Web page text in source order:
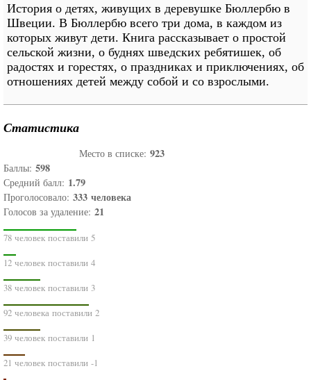
История о детях, живущих в деревушке Бюллербю в
Швеции. В Бюллербю всего три дома, в каждом из
которых живут дети. Книга рассказывает о простой
сельской жизни, о буднях шведских ребятишек, об
радостях и горестях, о праздниках и приключениях, об
отношениях детей между собой и со взрослыми.
Статистика
Место в списке: 923
Баллы: 598
Средний балл: 1.79
Проголосовало: 333 человека
Голосов за удаление: 21
78 человек поставили 5
12 человек поставили 4
38 человек поставили 3
92 человека поставили 2
39 человек поставили 1
21 человек поставили -1